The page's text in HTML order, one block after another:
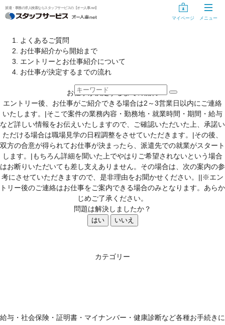
派遣・事務の求人検索ならスタッフサービスの【オー人事.net】
マイページ メニュー
お仕事を探す
気になるリスト
未登録の方
スタッフサービスに登録する
登録手続き中の方
情報入力の開始・再開
登録手続きのキャンセル
登録手続き用ID・パスワードを忘れた方、変更する方へ
お役立ち情報
よくあるご質問
お仕事紹介から開始まで
エントリーとお仕事紹介について
お仕事が決定するまでの流れ
お仕事が決定するまでの流れ
エントリー後、お仕事がご紹介できる場合は2～3営業日以内にご連絡
いたします。|そこで案件の業務内容・勤務地・就業時間・期間・給与
など詳しい情報をお伝えいたしますので、ご確認いただいた上、承諾い
ただける場合は職場見学の日程調整をさせていただきます。|その後、
双方の合意が得られてお仕事が決まったら、派遣先での就業がスタート
します。|もちろん詳細を聞いた上でやはりご希望されないという場合
はお断りいただいても差し支えありません。その場合は、次の案内の参
考にさせていただきますので、是非理由をお聞かせください。||※エン
トリー後のご連絡はお仕事をご案内できる場合のみとなります。あらか
じめご了承ください。
問題は解決しましたか？
はい いいえ
カテゴリー
給与・社会保険・証明書・マイナンバー・健康診断など各種お手続きに